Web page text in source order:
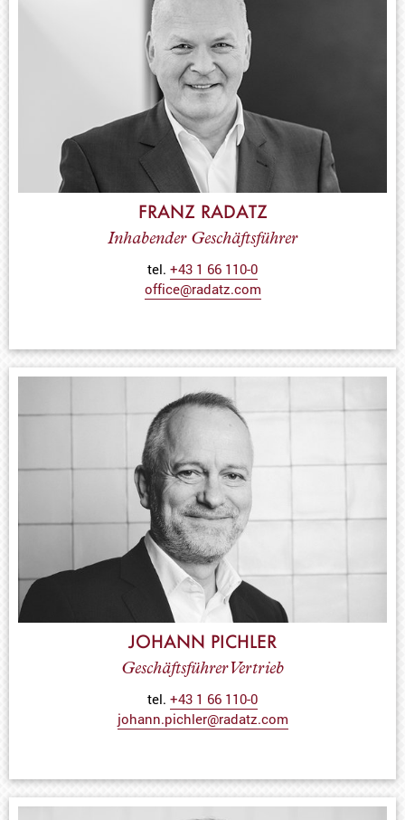
FRANZ RADATZ
Inhabender Geschäftsführer
tel. +43 1 66 110-0
office@radatz.com
JOHANN PICHLER
Geschäftsführer Vertrieb
tel. +43 1 66 110-0
johann.pichler@radatz.com